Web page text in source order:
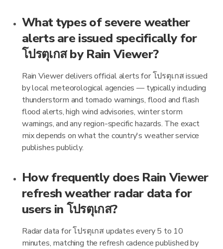
What types of severe weather
alerts are issued specifically for
โปรตุเกส by Rain Viewer?
Rain Viewer delivers official alerts for โปรตุเกส issued
by local meteorological agencies — typically including
thunderstorm and tornado warnings, flood and flash
flood alerts, high wind advisories, winter storm
warnings, and any region-specific hazards. The exact
mix depends on what the country's weather service
publishes publicly.
How frequently does Rain Viewer
refresh weather radar data for
users in โปรตุเกส?
Radar data for โปรตุเกส updates every 5 to 10
minutes, matching the refresh cadence published by